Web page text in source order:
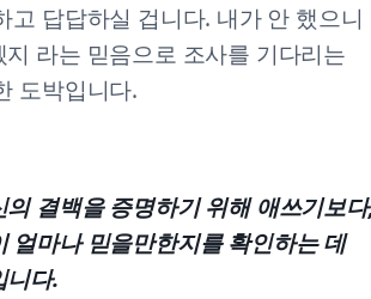
고 답답하실 겁니다. 내가 안 했으니
라는 믿음으로 조사를 기다리는
도박입니다.
결백을 증명하기 위해 애쓰기보
얼마나 믿을만한지를 확인하는 데
니다.